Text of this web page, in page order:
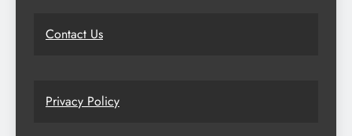
Contact Us
Privacy Policy